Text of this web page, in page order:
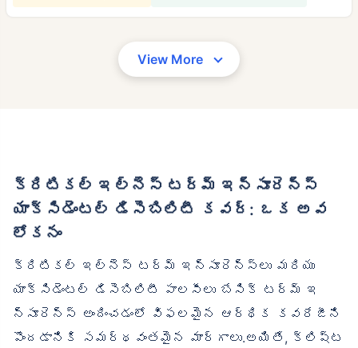
View More
క్రిటికల్ ఇల్నెస్ టర్మ్ ఇన్సూరెన్స్
యాక్సిడెంటల్ డిసెబిలిటీ కవర్: ఒక అవ
లోకనం
క్రిటికల్ ఇల్‌నెస్ టర్మ్ ఇన్సూరెన్స్‌లు మరియు
యాక్సిడెంటల్ డిసెబిలిటీ పాలసీలు బేసిక్ టర్మ్ ఇ
న్సూరెన్స్ అందించడంలో విఫలమైన ఆర్థిక కవరేజీని
పొందడానికి సమర్థవంతమైన మార్గాలు.అయితే, క్లిష్ట